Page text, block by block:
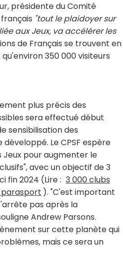
présidente du Comité
"tout le plaidoyer sur
aux Jeux, va accélérer les
de Français se trouvent en
350 000 visiteurs
plus précis des
sera effectué début
sensibilisation des
Le CPSF espère
Jeux pour augmenter le
avec un objectif de 3
fin 2024 (Lire : 3 000 clubs
parasport ). "C'est important
pas après la
Andrew Parsons.
sur cette planète qui
mais ce sera un